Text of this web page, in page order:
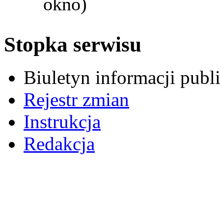
Stopka serwisu
Biuletyn informacji
Rejestr zmian
Instrukcja
Redakcja